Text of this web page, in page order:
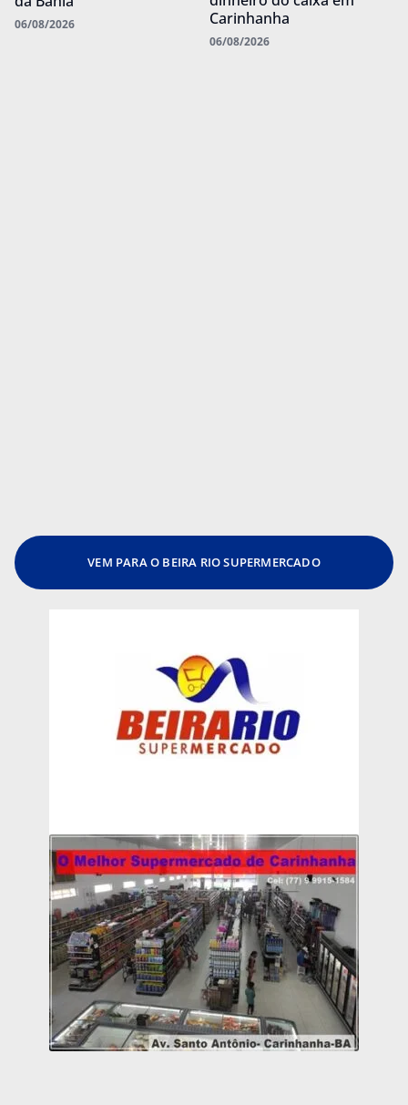
06/08/2026
Carinhanha
06/08/2026
VEM PARA O BEIRA RIO SUPERMERCADO